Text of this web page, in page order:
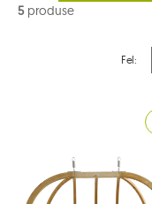
5produse
Fel: